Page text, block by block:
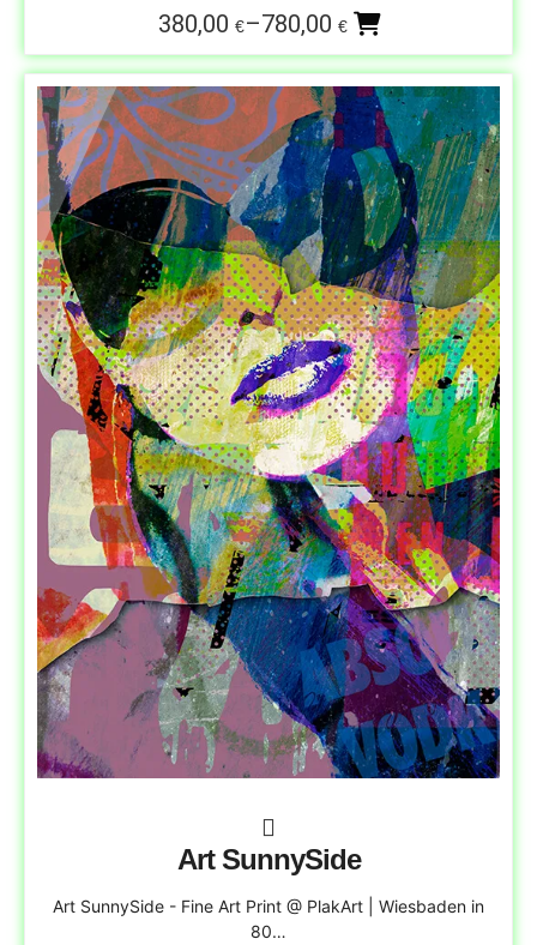
380,00 €–780,00 €
Art SunnySide
Art SunnySide - Fine Art Print @ PlakArt | Wiesbaden in
80…